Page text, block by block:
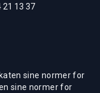
21 13 37
sine normer for
sine normer for